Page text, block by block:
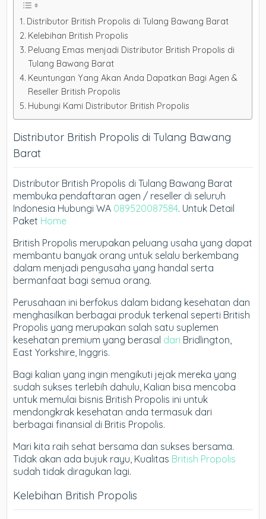
Distributor British Propolis di Tulang Bawang Barat
Kelebihan British Propolis
Peluang Emas menjadi Distributor British Propolis di
Tulang Bawang Barat
Keuntungan Yang Akan Anda Dapatkan Bagi Agen &
Reseller British Propolis
Hubungi Kami Distributor British Propolis
Distributor British Propolis di Tulang Bawang
Barat
Distributor British Propolis di Tulang Bawang Barat
membuka pendaftaran agen / reseller di seluruh
Indonesia Hubungi WA 089520087584. Untuk Detail
Paket Home
British Propolis merupakan peluang usaha yang dapat
membantu banyak orang untuk selalu berkembang
dalam menjadi pengusaha yang handal serta
bermanfaat bagi semua orang.
Perusahaan ini berfokus dalam bidang kesehatan dan
menghasilkan berbagai produk terkenal seperti British
Propolis yang merupakan salah satu suplemen
kesehatan premium yang berasal dari Bridlington,
East Yorkshire, Inggris.
Bagi kalian yang ingin mengikuti jejak mereka yang
sudah sukses terlebih dahulu, Kalian bisa mencoba
untuk memulai bisnis British Propolis ini untuk
mendongkrak kesehatan anda termasuk dari
berbagai finansial di Britis Propolis.
Mari kita raih sehat bersama dan sukses bersama.
Tidak akan ada bujuk rayu, Kualitas British Propolis
sudah tidak diragukan lagi.
Kelebihan British Propolis